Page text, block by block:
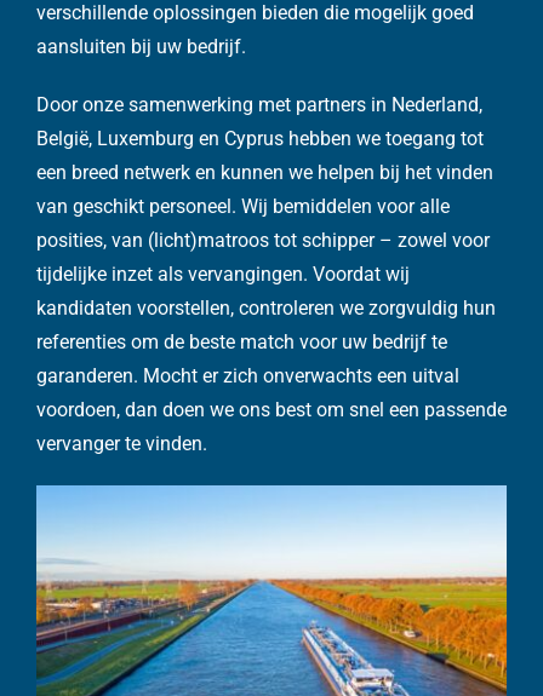
verschillende oplossingen bieden die mogelijk goed
aansluiten bij uw bedrijf.
Door onze samenwerking met partners in Nederland,
België, Luxemburg en Cyprus hebben we toegang tot
een breed netwerk en kunnen we helpen bij het vinden
van geschikt personeel. Wij bemiddelen voor alle
posities, van (licht)matroos tot schipper – zowel voor
tijdelijke inzet als vervangingen. Voordat wij
kandidaten voorstellen, controleren we zorgvuldig hun
referenties om de beste match voor uw bedrijf te
garanderen. Mocht er zich onverwachts een uitval
voordoen, dan doen we ons best om snel een passende
vervanger te vinden.